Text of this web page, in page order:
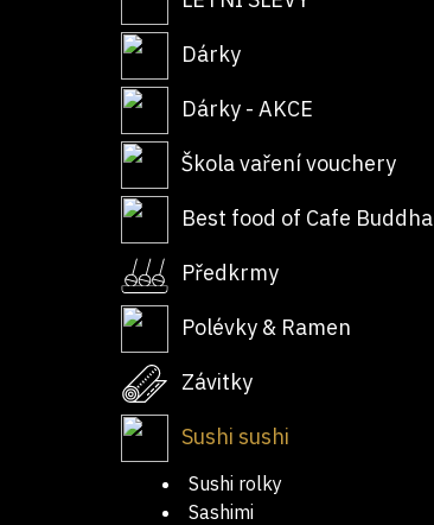
Dárky
Dárky - AKCE
Škola vaření vouchery
Best food of Cafe Buddha
Předkrmy
Polévky & Ramen
Závitky
Sushi sushi
Sushi rolky
Sashimi